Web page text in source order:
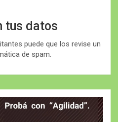
tus datos
puede que los revise un
de spam.